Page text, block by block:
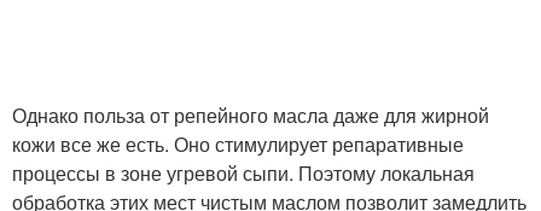
Однако польза от репейного масла даже для жирной
кожи все же есть. Оно стимулирует репаративные
процессы в зоне угревой сыпи. Поэтому локальная
обработка этих мест чистым маслом позволит замедлить